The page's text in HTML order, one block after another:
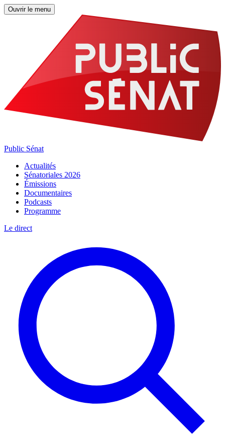
Ouvrir le menu
Public Sénat
Actualités
Sénatoriales 2026
Émissions
Documentaires
Podcasts
Programme
Le direct